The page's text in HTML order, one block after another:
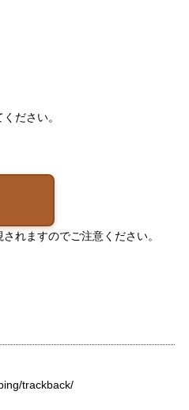
ださい。
れますのでご注意ください。
trackback/